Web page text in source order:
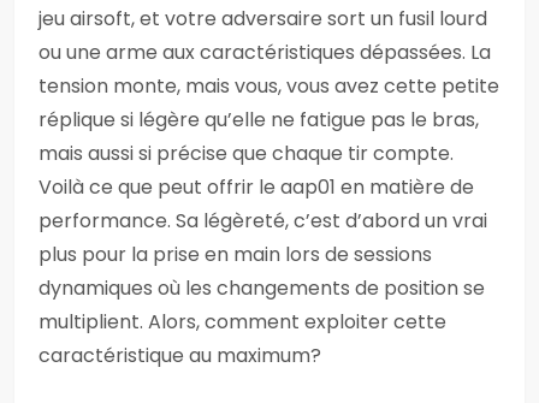
jeu airsoft, et votre adversaire sort un fusil lourd
ou une arme aux caractéristiques dépassées. La
tension monte, mais vous, vous avez cette petite
réplique si légère qu’elle ne fatigue pas le bras,
mais aussi si précise que chaque tir compte.
Voilà ce que peut offrir le aap01 en matière de
performance. Sa légèreté, c’est d’abord un vrai
plus pour la prise en main lors de sessions
dynamiques où les changements de position se
multiplient. Alors, comment exploiter cette
caractéristique au maximum?